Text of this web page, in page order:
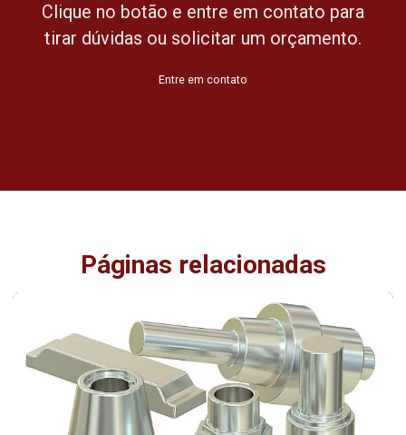
Clique no botão e entre em contato para
tirar dúvidas ou solicitar um orçamento.
Entre em contato
Páginas relacionadas